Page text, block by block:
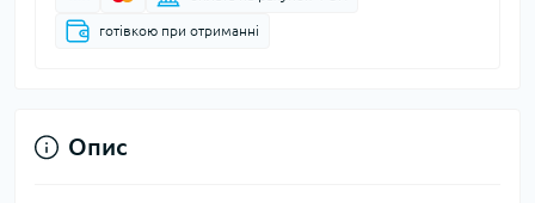
готівкою при отриманні
Опис